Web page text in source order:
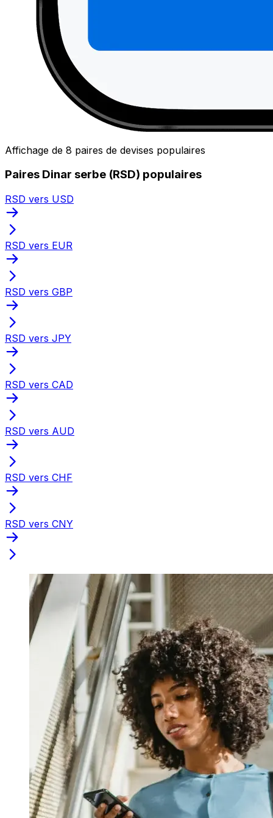
Affichage de 8 paires de devises populaires
Paires Dinar serbe (RSD) populaires
RSD vers USD
RSD vers EUR
RSD vers GBP
RSD vers JPY
RSD vers CAD
RSD vers AUD
RSD vers CHF
RSD vers CNY